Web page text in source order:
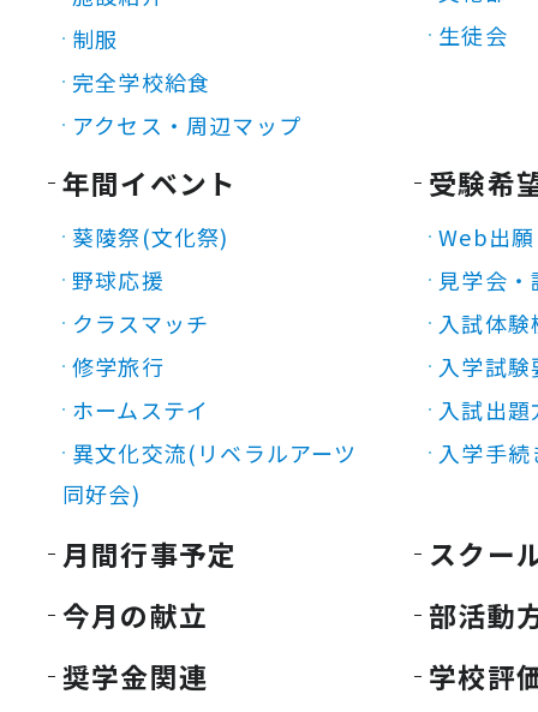
制服
完全学校給食
アクセス・周辺マップ
生徒会
年間イベント
葵陵祭(文化祭)
野球応援
クラスマッチ
修学旅行
ホームステイ
異文化交流(リベラルアーツ
同好会)
受験希
Web出願
見学会
入試体験
入学試験
入試出題
入学手続
月間行事予定
今月の献立
奨学金関連
スクー
部活動
学校評